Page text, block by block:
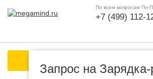
По всем вопросам Пн-
+7 (499) 112-
Запрос на Зарядка-